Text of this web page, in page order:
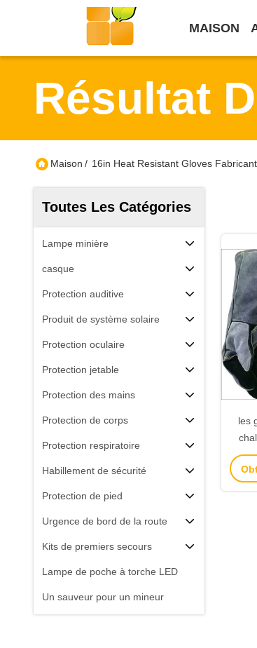
MAISON
Résultat
Maison / 16in Heat Resistant Gloves
Toutes Les Catégories
Lampe minière
casque
Protection auditive
Produit de système solaire
Protection oculaire
Protection jetable
Protection des mains
Protection de corps
Protection respiratoire
Habillement de sécurité
Protection de pied
Urgence de bord de la route
Kits de premiers secours
Lampe de poche à torche LED
Un sauveur pour un mineur
les